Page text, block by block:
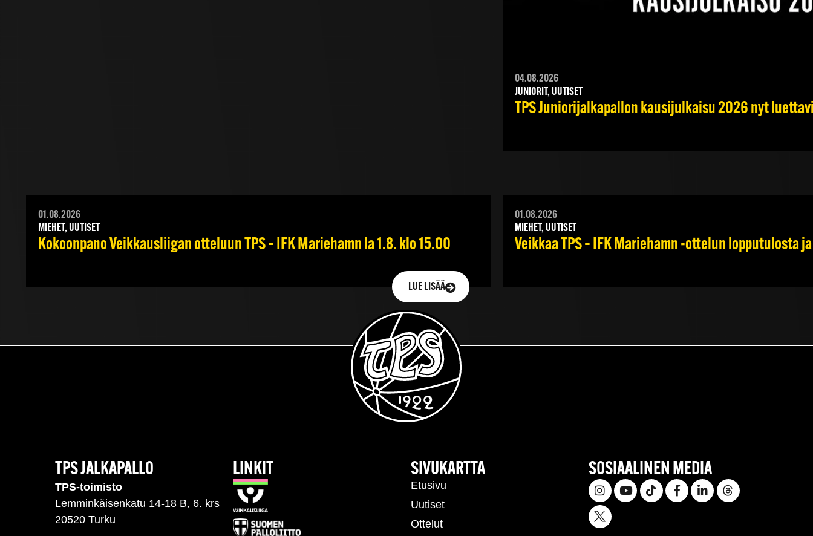
04.08.2026
JUNIORIT, UUTISET
TPS Juniorijalkapallon kausijulkaisu 2026 nyt
01.08.2026
MIEHET, UUTISET
Kokoonpano Veikkausliigan otteluun TPS – IFK Mariehamn la 1.8. klo 15.00
LUE LISÄÄ
01.08.2026
MIEHET, UUTISET
Veikkaa TPS – IFK Mariehamn -ottelun lopputulosta
TPS JALKAPALLO
TPS-toimisto
Lemminkäisenkatu 14-18 B, 6. krs
20520 Turku
LINKIT SIVUKARTTA
Etusivu
Uutiset
Ottelut
SOSIAALINEN MEDIA